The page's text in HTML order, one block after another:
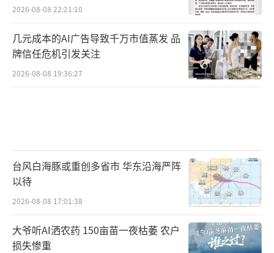
2026-08-08 22:21:10
几元成本的AI广告导致千万市值蒸发 品
牌信任危机引发关注
2026-08-08 19:36:27
台风白海豚或重创多省市 华东沿海严阵
以待
2026-08-08 17:01:38
大爷听AI洒农药 150亩苗一夜枯萎 农户
损失惨重